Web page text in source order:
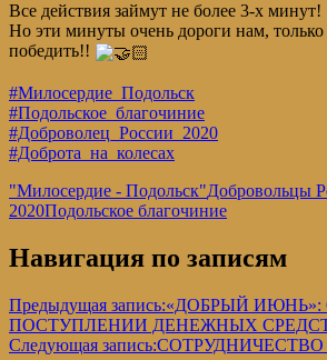
Все действия займут не более 3-х минут!
Но эти минуты очень дороги нам,
победить!!
#Милосердие_Подольск
#Подольское_благочиние
#Доброволец_России_2020
#Доброта_на_колесах
"Милосердие - Подольск"Добровольцы
2020Подольское благочиние
Навигация по записям
Предыдущая запись:«ДОБРЫЙ ИЮНЬ»:
ПОСТУПЛЕНИИ ДЕНЕЖНЫХ
Следующая запись:СОТРУДНИЧЕСТВО